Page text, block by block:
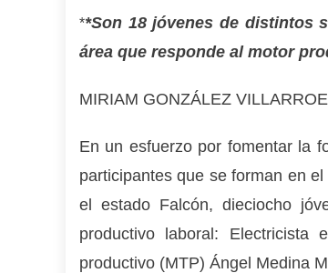
**Son 18 jóvenes de distintos
área que responde al motor
MIRIAM GONZÁLEZ
En un esfuerzo por fomentar la
participantes que se forman en
el estado Falcón, dieciocho
productivo laboral: Electricista
productivo (MTP) Ángel Medina